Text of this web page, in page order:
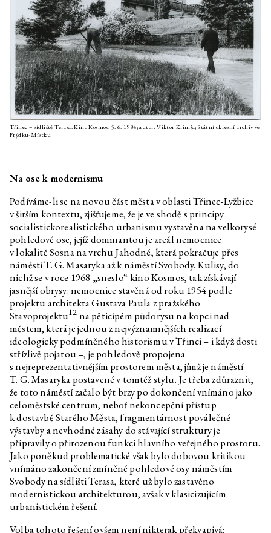
Třinec – sídliště Terasa. Kino Kosmos, 5. 6. 1984; autor: Viktor Klimša; Státní okresní archiv ve
Frýdku-Místku
Na ose k modernismu
Podíváme-li se na novou část města v oblasti Třinec-Lyžbice
v širším kontextu, zjišťujeme, že je ve shodě s principy
socialistickorealistického urbanismu vystavěna na velkorysé
pohledové ose, jejíž dominantou je areál nemocnice
v lokalitě Sosna na vrchu Jahodné, která pokračuje přes
náměstí T. G. Masaryka až k náměstí Svobody. Kulisy, do
nichž se v roce 1968 „sneslo“ kino Kosmos, tak získávají
jasnější obrysy: nemocnice stavěná od roku 1954 podle
projektu architekta Gustava Paula z pražského
Stavoprojektu12 na pěticípém půdorysu na kopci nad
městem, která je jednou z nejvýznamnějších realizací
ideologicky podmíněného historismu v Třinci – i když dosti
střízlivě pojatou –, je pohledově propojena
s nejreprezentativnějším prostorem města, jímž je náměstí
T. G. Masaryka postavené v tomtéž stylu. Je třeba zdůraznit,
že toto náměstí začalo být brzy po dokončení vnímáno jako
celoměstské centrum, neboť nekoncepční přístup
k dostavbě Starého Města, fragmentárnost poválečné
výstavby a nevhodné zásahy do stávající struktury je
připravily o přirozenou funkci hlavního veřejného prostoru.
Jako poněkud problematické však bylo dobovou kritikou
vnímáno zakončení zmíněné pohledové osy náměstím
Svobody na sídlišti Terasa, které už bylo zastavěno
modernistickou architekturou, avšak v klasicizujícím
urbanistickém řešení.
Volba tohoto řešení ovšem není nikterak překvapivá:
Jakub Majmurek Naše živé ruiny
Karen Barad
Problematický(é) čas(y) a
ekologie nicoty: Na-vracení, re-
membering a konfrontace s
nevyčíslitelným
PYL (Theresa Schrezenmeir,
Maria Komarova)
Pře/vytváření ruiny
Petr Bakla Usableness of the list / Portfolio
Michal Novotný Svázán s krajinami
Marek Pražák
Jan Nemček
Lukáš Likavčan Uhlíková péče
Gustave Flaubert Bouvard a Pécuchet
Marek Pokorný A znovu G. F.
Łukasz Gorczyca
O nesmrtelnosti uměleckých
institucí
Expedice PLATO
Zbyněk Baladrán Zažívací trakt
Karl Polanyi Velká transformace
Paul Preciado
Notre-Dame – chrám Matky
Boží v ruinách
Łukasz Gorczyca Who is Afraid of Ruins?
Georg Simmel Ruina
Jiří Maha Zapomínání a infrastruktura
Jiří Maha Zapomínání a infrastruktura
Stanislav Kolíbal Olympia
Barbora Přidalová Očista II, 2020
Barbora Přidalová Očista I, 2020
milovat „ruinu lásky“, myslím